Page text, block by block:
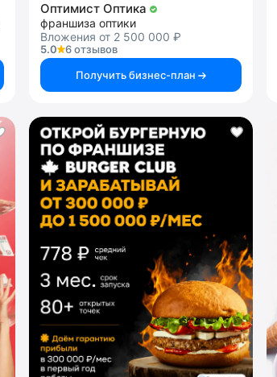
Оптимист Оптика
франшиза оптики
Вложения от 2 500 000 ₽
5.0
6 отзывов
Получить бизнес-план